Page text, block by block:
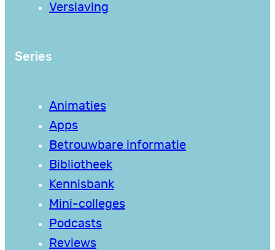
Verslaving
Series
Animaties
Apps
Betrouwbare informatie
Bibliotheek
Kennisbank
Mini-colleges
Podcasts
Reviews